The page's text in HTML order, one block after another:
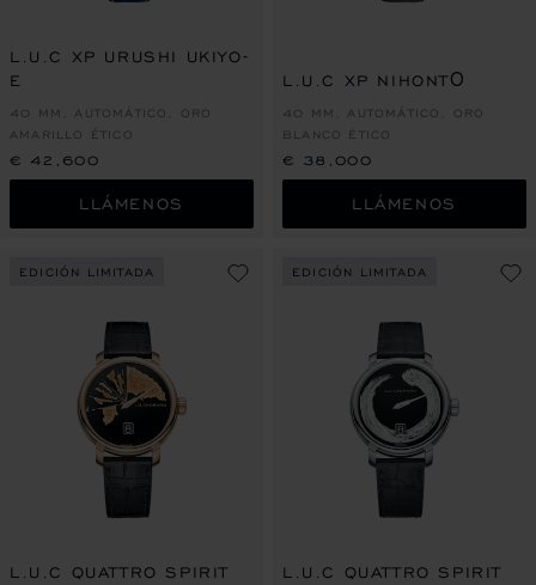
L.U.C XP URUSHI UKIYO-
E
40 MM, AUTOMÁTICO, ORO
AMARILLO ÉTICO
€ 42,600
LLÁMENOS
L.U.C XP NIHONTŌ
40 MM, AUTOMÁTICO, ORO
BLANCO ÉTICO
€ 38,000
LLÁMENOS
EDICIÓN LIMITADA
L.U.C QUATTRO SPIRIT
EDICIÓN LIMITADA
L.U.C QUATTRO SPIRIT